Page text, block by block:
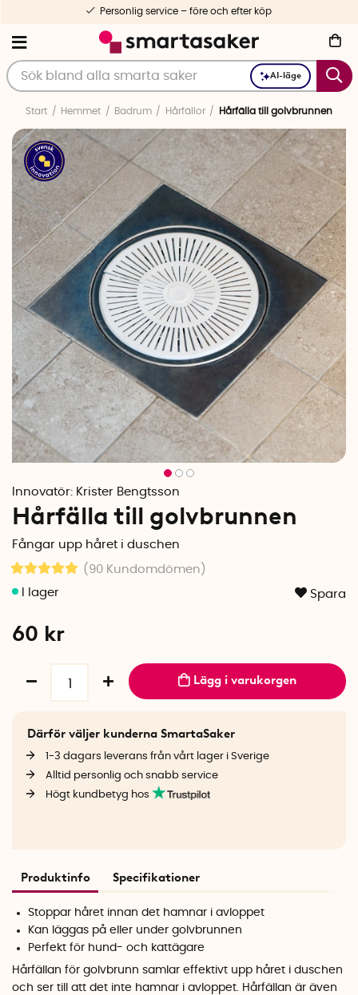
AI-läge
Personlig service – före och efter köp
Start Hemmet Badrum Hårfällor Hårfälla till golvbrunnen
Innovatör: Krister Bengtsson
Hårfälla till golvbrunnen
Fångar upp håret i duschen
(90 Kundomdömen )
Spara
60 kr
Lägg i varukorgen
Därför väljer kunderna SmartaSaker
1-3 dagars leverans från vårt lager i Sverige
Alltid personlig och snabb service
Högt kundbetyg hos
Produktinfo Specifikationer
Stoppar håret innan det hamnar i avloppet
Kan läggas på eller under golvbrunnen
Perfekt för hund- och kattägare
Hårfällan för golvbrunn samlar effektivt upp håret i duschen
och ser till att det inte hamnar i avloppet. Hårfällan är även